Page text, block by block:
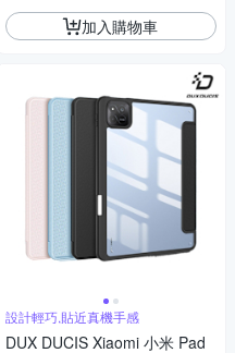
加入購物車
設計輕巧,貼近真機手感
DUX DUCIS Xiaomi 小米 Pad